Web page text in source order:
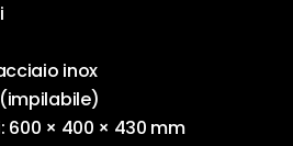
inox
600 × 400 × 430 mm